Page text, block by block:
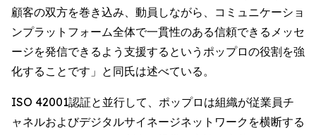
顧客の双方を巻き込み、動員しながら、コミュニケーショ
ンプラットフォーム全体で一貫性のある信頼できるメッセ
ージを発信できるよう支援するというポップロの役割を強
化することです」と同氏は述べている。
ISO 42001認証と並行して、ポップロは組織が従業員チ
ャネルおよびデジタルサイネージネットワークを横断する